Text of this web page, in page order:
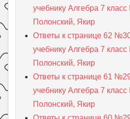
учебнику Алгебра 7 класс
Полонский, Якир
Ответы к странице 62
учебнику Алгебра 7 класс
Полонский, Якир
Ответы к странице 61
учебнику Алгебра 7 класс
Полонский, Якир